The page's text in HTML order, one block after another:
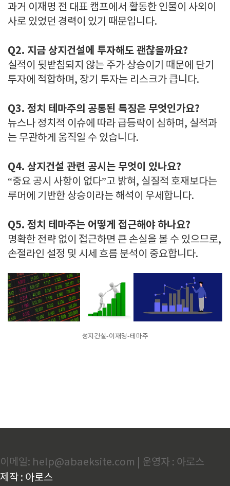
과거 이재명 전 대표 캠프에서 활동한 인물이 사외이
사로 있었던 경력이 있기 때문입니다.
Q2. 지금 상지건설에 투자해도 괜찮을까요?
실적이 뒷받침되지 않는 주가 상승이기 때문에 단기
투자에 적합하며, 장기 투자는 리스크가 큽니다.
Q3. 정치 테마주의 공통된 특징은 무엇인가요?
뉴스나 정치적 이슈에 따라 급등락이 심하며, 실적과
는 무관하게 움직일 수 있습니다.
Q4. 상지건설 관련 공시는 무엇이 있나요?
“중요 공시 사항이 없다”고 밝혀, 실질적 호재보다는
루머에 기반한 상승이라는 해석이 우세합니다.
Q5. 정치 테마주는 어떻게 접근해야 하나요?
명확한 전략 없이 접근하면 큰 손실을 볼 수 있으므로,
손절라인 설정 및 시세 흐름 분석이 중요합니다.
성지건설-이재명-테마주
이메일: help@abaeksite.com | 운영자 : 아로스
제작 : 아로스